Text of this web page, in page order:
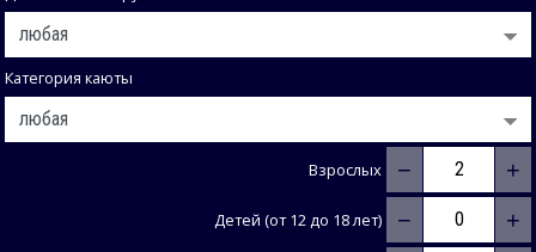
Категория каюты
Взрослых − +
Детей (от 12 до 18 лет) − +